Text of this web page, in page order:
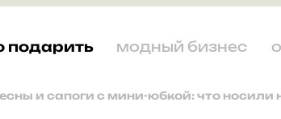
подарить модный бизнес
и сапоги с мини-юбкой: что носили